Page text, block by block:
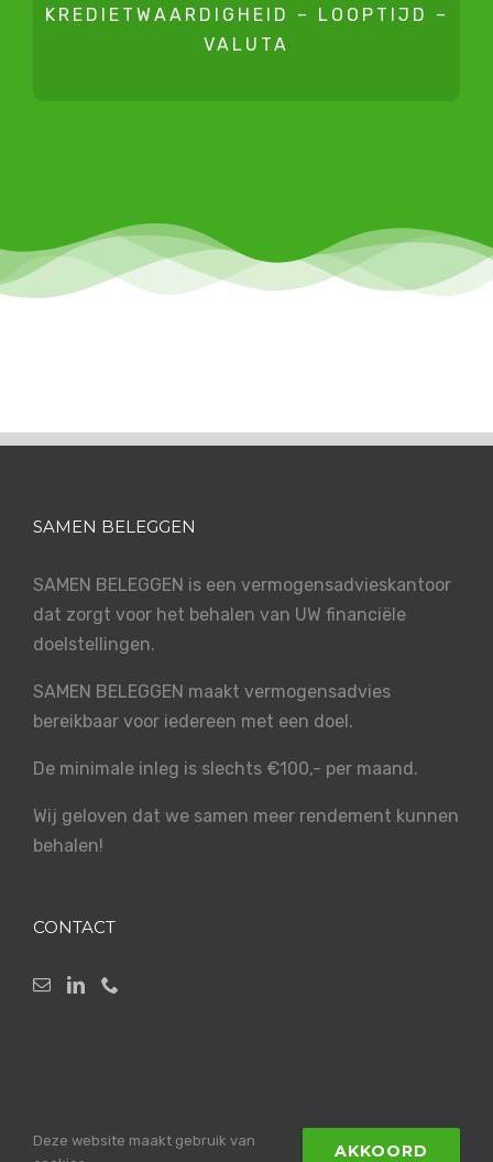
KREDIETWAARDIGHEID – LOOPTIJD –
VALUTA
SAMEN BELEGGEN
SAMEN BELEGGEN is een vermogensadvieskantoor
dat zorgt voor het behalen van UW financiële
doelstellingen.
SAMEN BELEGGEN maakt vermogensadvies
bereikbaar voor iedereen met een doel.
De minimale inleg is slechts €100,- per maand.
Wij geloven dat we samen meer rendement kunnen
behalen!
CONTACT
Deze website maakt gebruik van
AKKOORD